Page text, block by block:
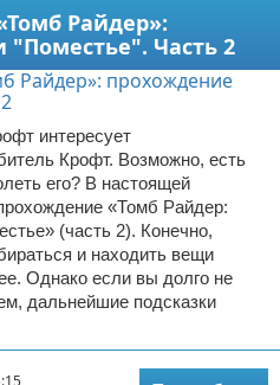
Райдер»:
Часть 2
интересует
Крофт. Возможно, есть
его? В настоящей
«Томб Райдер:
(часть 2). Конечно,
и находить вещи
Однако если вы долго не
дальнейшие подсказки